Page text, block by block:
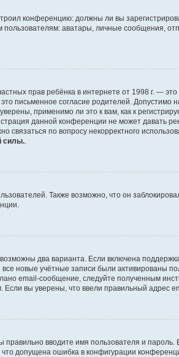
конференцию: должны ли вы
аватары, личные сообщения,
прав ребёнка в интернете от 1998 г. —
письменное согласие родителей. Допустимо
применимо ли это к вам, как к
данной конференции не может давать
по вопросу некорректного
силы.
Также возможно, что он
два варианта. Если включена
новые учётные записи были активированы
email-сообщение, следуйте полученным
вы уверены, что ввели правильный адрес
вводите имя пользователя и
допущена ошибка в конфигурации